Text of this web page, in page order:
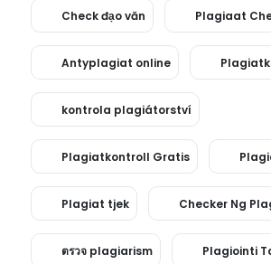
Check đạo văn Plagiaat
Antyplagiat online
kontrola plagiátorství
Plagiatkontroll Gratis
Plagiat tjek Checker Ng
ตรวจ plagiarism Plagiointi